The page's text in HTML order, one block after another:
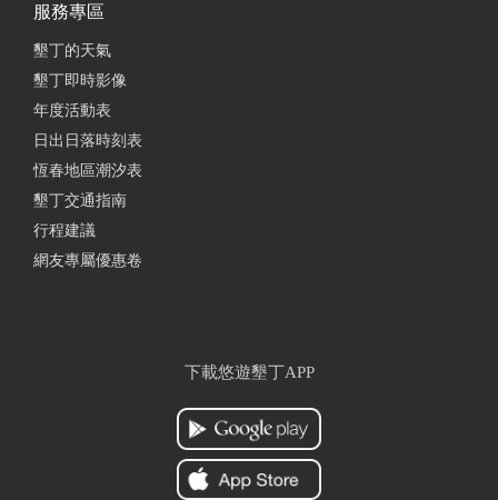
服務專區
墾丁的天氣
墾丁即時影像
年度活動表
日出日落時刻表
恆春地區潮汐表
墾丁交通指南
行程建議
網友專屬優惠卷
下載悠遊墾丁APP